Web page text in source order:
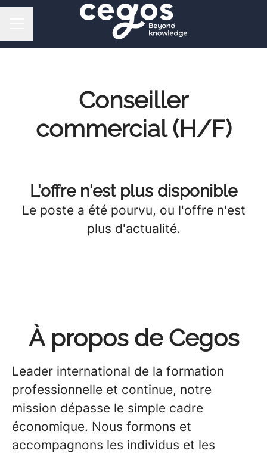
Conseiller
commercial (H/F)
L'offre n'est plus disponible
Le poste a été pourvu, ou l'offre n'est
plus d'actualité.
À propos de Cegos
Leader international de la formation
professionnelle et continue, notre
mission dépasse le simple cadre
économique. Nous formons et
accompagnons les individus et les